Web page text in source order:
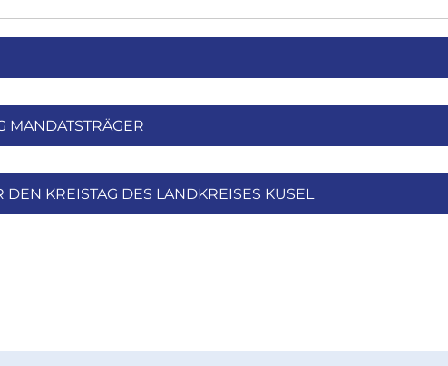
MANDATSTRÄGER
KREISTAG DES LANDKREISES KUSEL